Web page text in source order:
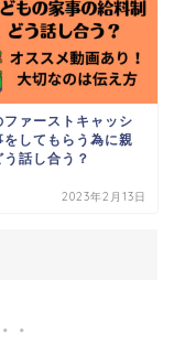
ファーストキャッシ
をしてもらう為に親
う話し合う？
2023年2月13日